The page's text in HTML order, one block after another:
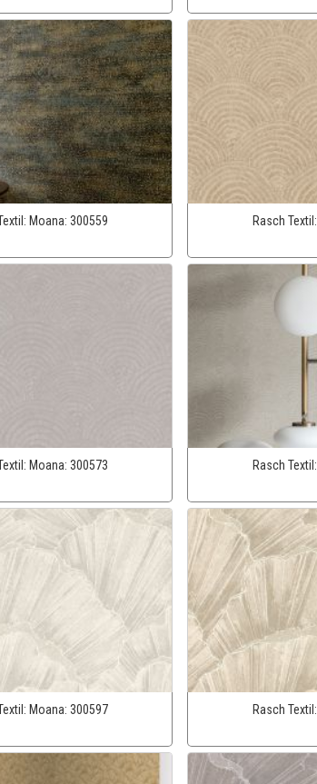
Moana: 300559 Rasch Textil:
Moana: 300573 Rasch Textil:
Moana: 300597 Rasch Textil: